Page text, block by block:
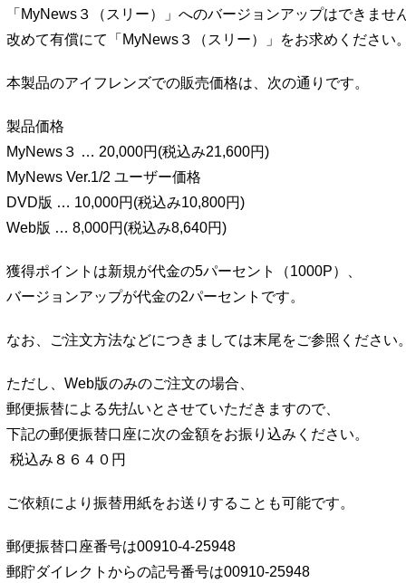
「MyNews３（スリー）」へのバージョンアップはできませ
改めて有償にて「MyNews３（スリー）」をお求めください。
本製品のアイフレンズでの販売価格は、次の通りです。
製品価格
MyNews３ … 20,000円(税込み21,600円)
MyNews Ver.1/2 ユーザー価格
DVD版 … 10,000円(税込み10,800円)
Web版 … 8,000円(税込み8,640円)
獲得ポイントは新規が代金の5パーセント（1000P）、
バージョンアップが代金の2パーセントです。
なお、ご注文方法などにつきましては末尾をご参照ください。
ただし、Web版のみのご注文の場合、
郵便振替による先払いとさせていただきますので、
下記の郵便振替口座に次の金額をお振り込みください。
税込み８６４０円
ご依頼により振替用紙をお送りすることも可能です。
郵便振替口座番号は00910-4-25948
郵貯ダイレクトからの記号番号は00910-25948